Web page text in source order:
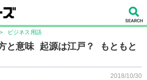
> ビジネス用語
と意味 起源は江戸？ もともと
2018/10/30